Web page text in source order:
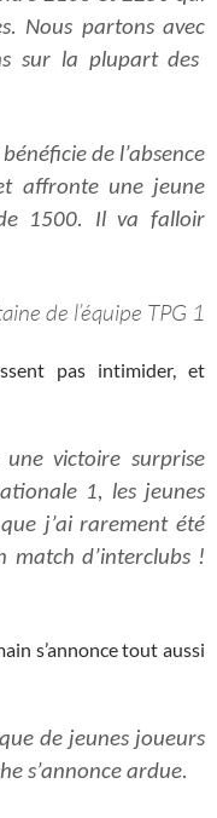
Nous partons avec
sur la plupart des
de l’absence
affronte une jeune
1500. Il va falloir
de l’équipe TPG 1
pas intimider, et
victoire surprise
1, les jeunes
j’ai rarement été
match d’interclubs !
s’annonce tout aussi
de jeunes joueurs
s’annonce ardue.